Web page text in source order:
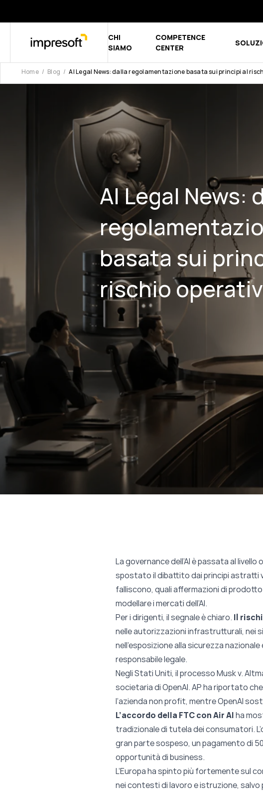
CHI
SIAMO
Show submenu for CHI SIAMO
COMPETENCE
CENTER
Home Blog AI Legal News: dalla regolamentazione basata sui principi al
AI Legal News:
basata sui
rischio
La governance dell’AI è passata al
spostato il dibattito dai principi astratti
falliscono, quali affermazioni di
modellare i mercati dell’AI.
Per i dirigenti, il segnale è chiaro. Il
nelle autorizzazioni infrastrutturali, nei
nell’esposizione alla sicurezza
responsabile legale.
Negli Stati Uniti, il processo Musk v.
societaria di OpenAI. AP ha riportato
l’azienda non profit, mentre OpenAI
L’accordo della FTC con Air AIha
tradizionale di tutela dei consumatori.
gran parte sospeso, un pagamento di
opportunità di business.
L’Europa ha spinto più fortemente sul
nei contesti di lavoro e istruzione, salvo